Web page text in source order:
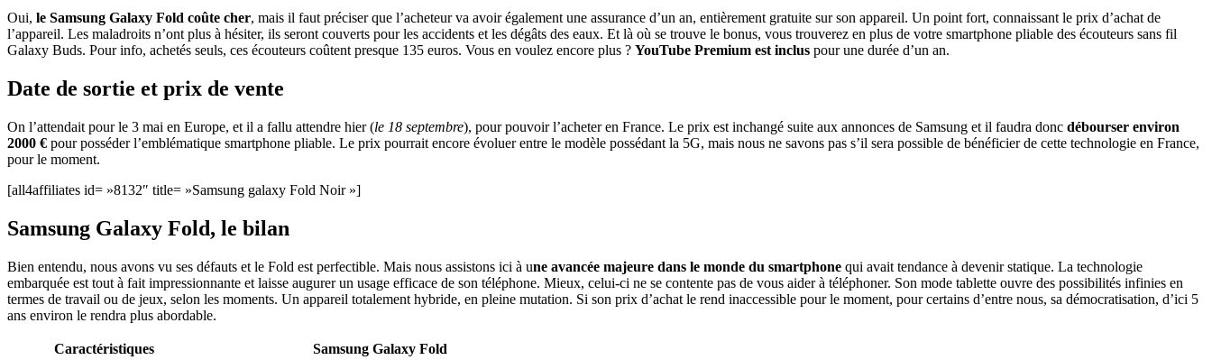
Oui, le Samsung Galaxy Fold coûte cher, mais il faut préciser que l’acheteur va avoir également une assurance d’un an, entièrement gratuite sur son appareil. Un point fort, connaissant le prix d’achat de
l’appareil. Les maladroits n’ont plus à hésiter, ils seront couverts pour les accidents et les dégâts des eaux. Et là où se trouve le bonus, vous trouverez en plus de votre smartphone pliable des écouteurs sans fil
Galaxy Buds. Pour info, achetés seuls, ces écouteurs coûtent presque 135 euros. Vous en voulez encore plus ? YouTube Premium est inclus pour une durée d’un an.
Date de sortie et prix de vente
On l’attendait pour le 3 mai en Europe, et il a fallu attendre hier (le 18 septembre), pour pouvoir l’acheter en France. Le prix est inchangé suite aux annonces de Samsung et il faudra donc débourser environ
2000 € pour posséder l’emblématique smartphone pliable. Le prix pourrait encore évoluer entre le modèle possédant la 5G, mais nous ne savons pas s’il sera possible de bénéficier de cette technologie en France,
pour le moment.
[all4affiliates id= »8132″ title= »Samsung galaxy Fold Noir »]
Samsung Galaxy Fold, le bilan
Bien entendu, nous avons vu ses défauts et le Fold est perfectible. Mais nous assistons ici à une avancée majeure dans le monde du smartphone qui avait tendance à devenir statique. La technologie
embarquée est tout à fait impressionnante et laisse augurer un usage efficace de son téléphone. Mieux, celui-ci ne se contente pas de vous aider à téléphoner. Son mode tablette ouvre des possibilités infinies en
termes de travail ou de jeux, selon les moments. Un appareil totalement hybride, en pleine mutation. Si son prix d’achat le rend inaccessible pour le moment, pour certains d’entre nous, sa démocratisation, d’ici 5
ans environ le rendra plus abordable.
Caractéristiques Samsung Galaxy Fold